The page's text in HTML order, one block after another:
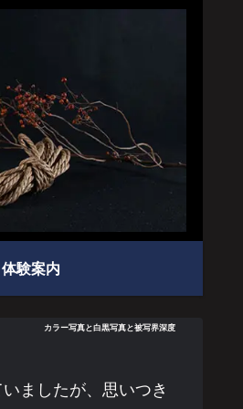
体験案内
カラー写真と白黒写真と被写界深度
ましたが、思いつき